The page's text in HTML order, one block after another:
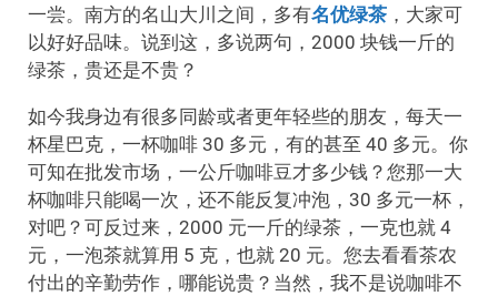
一尝。南方的名山大川之间，多有名优绿茶 ，大家可
以好好品味。说到这，多说两句，2000 块钱一斤的
绿茶，贵还是不贵？
如今我身边有很多同龄或者更年轻些的朋友，每天一
杯星巴克，一杯咖啡 30 多元，有的甚至 40 多元。你
可知在批发市场，一公斤咖啡豆才多少钱？您那一大
杯咖啡只能喝一次，还不能反复冲泡，30 多元一杯，
对吧？可反过来，2000 元一斤的绿茶，一克也就 4
元，一泡茶就算用 5 克，也就 20 元。您去看看茶农
付出的辛勤劳作，哪能说贵？当然，我不是说咖啡不